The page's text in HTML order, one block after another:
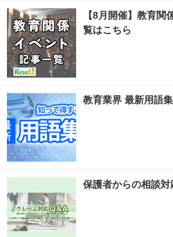
【8月開催】教育関
覧はこちら
教育業界 最新用語集
保護者からの相談対